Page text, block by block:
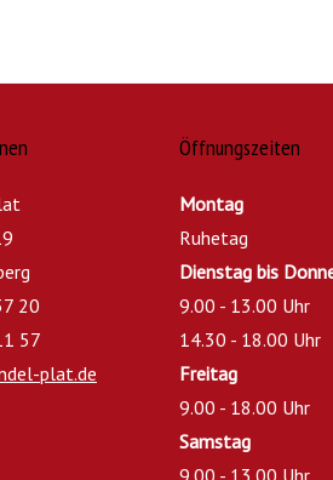
20
57
plat.de
Öffnungszeiten
Montag
Ruhetag
Dienstag bis
9.00 - 13.00 Uhr
14.30 - 18.00 Uhr
Freitag
9.00 - 18.00 Uhr
Samstag